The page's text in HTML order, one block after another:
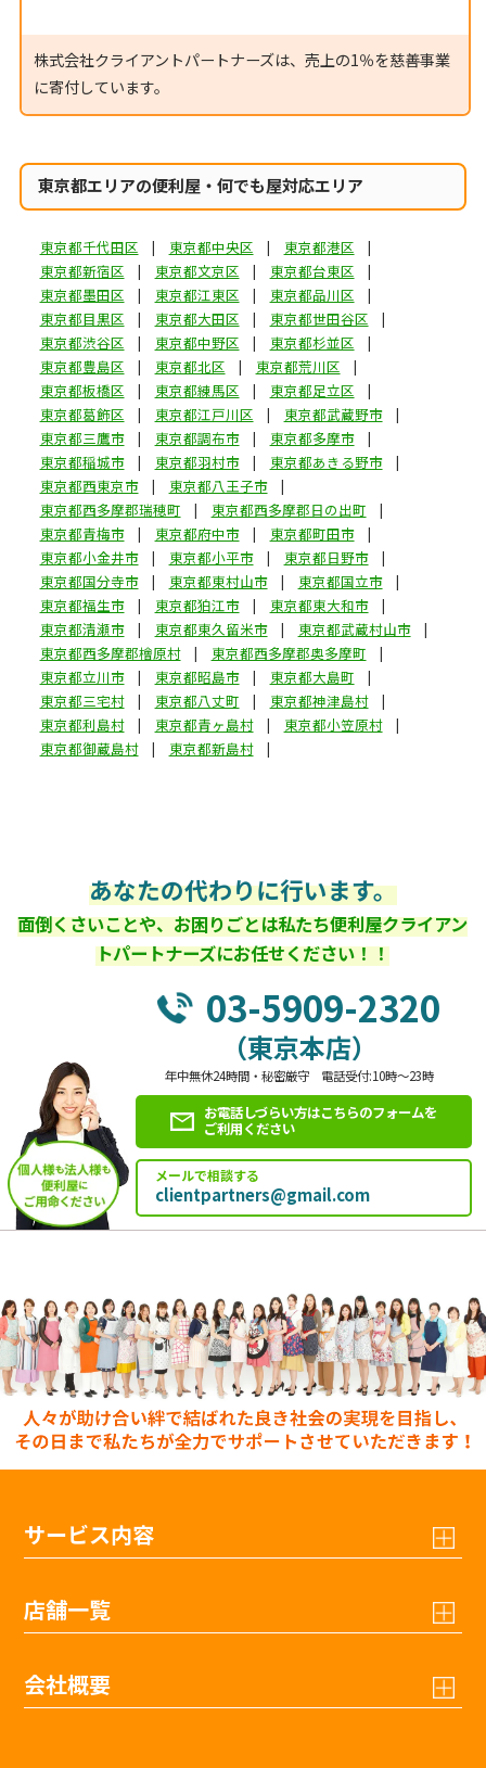
株式会社クライアントパートナーズは、売上の1％を慈善事業
に寄付しています。
東京都エリアの便利屋・何でも屋対応エリア
東京都千代田区 東京都中央区
東京都港区
東京都新宿区
東京都文京区
東京都台東区
東京都墨田区
東京都江東区
東京都品川区
東京都目黒区
東京都大田区
東京都世田谷区
東京都渋谷区
東京都中野区
東京都杉並区
東京都豊島区
東京都北区
東京都荒川区
東京都板橋区
東京都練馬区
東京都足立区
東京都葛飾区
東京都江戸川区
東京都武蔵野市
東京都三鷹市
東京都調布市
東京都多摩市
東京都稲城市
東京都羽村市
東京都あきる野市
東京都西東京市
東京都八王子市
東京都西多摩郡瑞穂町
東京都西多摩郡日の出町
東京都青梅市
東京都府中市
東京都町田市
東京都小金井市
東京都小平市
東京都日野市
東京都国分寺市
東京都東村山市
東京都国立市
東京都福生市
東京都狛江市
東京都東大和市
東京都清瀬市
東京都東久留米市
東京都武蔵村山市
東京都西多摩郡檜原村
東京都西多摩郡奥多摩町
東京都立川市
東京都昭島市
東京都大島町
東京都三宅村
東京都八丈町
東京都神津島村
東京都利島村
東京都青ヶ島村
東京都小笠原村
東京都御蔵島村
東京都新島村
あなたの代わりに行います。
面倒くさいことや、お困りごとは私たち便利屋クライアン
トパートナーズにお任せください！！
03-5909-2320
（東京本店）
年中無休24時間・秘密厳守 電話受付:10時～23時
お電話しづらい方はこちらのフォームを
ご利用ください
メールで相談する
clientpartners@gmail.com
サービス内容
店舗一覧
会社概要